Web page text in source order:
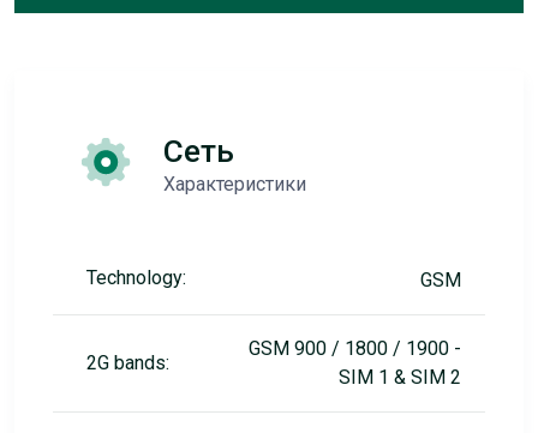
Сеть
Характеристики
Technology: GSM
2G bands:
GSM 900 / 1800 / 1900 -
SIM 1 & SIM 2